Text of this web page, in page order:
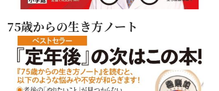
75歳からの生き方ノート